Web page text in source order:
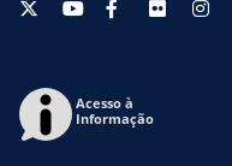
Acesso à
Informação